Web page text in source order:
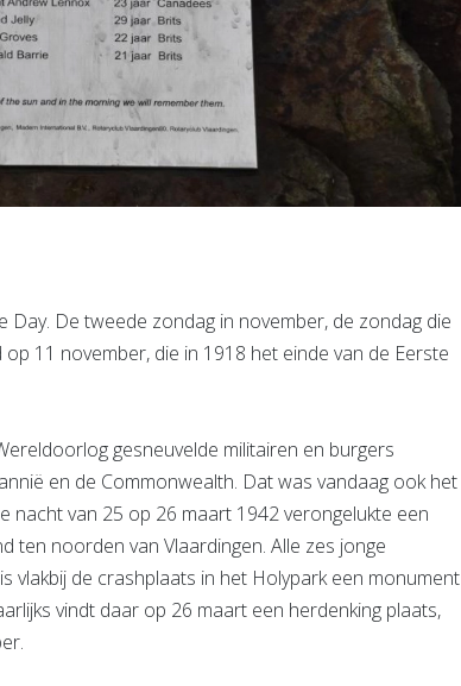
Day. De tweede zondag in november, de zondag die
11 november, die in 1918 het einde van de Eerste
gesneuvelde militairen en burgers
en de Commonwealth. Dat was vandaag ook het
nacht van 25 op 26 maart 1942 verongelukte een
ten noorden van Vlaardingen. Alle zes jonge
vlakbij de crashplaats in het Holypark een monument
vindt daar op 26 maart een herdenking plaats,